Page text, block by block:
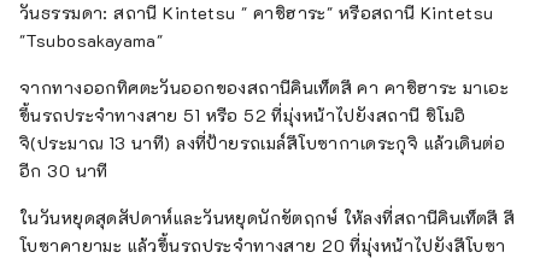
วันธรรมดา: สถานี Kintetsu " คาชิฮาระ" หรือสถานี Kintetsu
"Tsubosakayama"
จากทางออกทิศตะวันออกของสถานีคินเท็ตสึ คา คาชิฮาระ มาเอะ
ขึ้นรถประจำทางสาย 51 หรือ 52 ที่มุ่งหน้าไปยังสถานี ชิโมอิ
จิ(ประมาณ 13 นาที) ลงที่ป้ายรถเมล์สึโบซากาเดระกุจิ แล้วเดินต่อ
อีก 30 นาที
ในวันหยุดสุดสัปดาห์และวันหยุดนักขัตฤกษ์ ให้ลงที่สถานีคินเท็ตสึ สึ
โบซาคายามะ แล้วขึ้นรถประจำทางสาย 20 ที่มุ่งหน้าไปยังสึโบซา